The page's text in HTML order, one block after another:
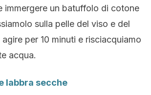
immergere un batuffolo di cotone
sulla pelle del viso e del
per 10 minuti e risciacquiamo
acqua.
labbra secche